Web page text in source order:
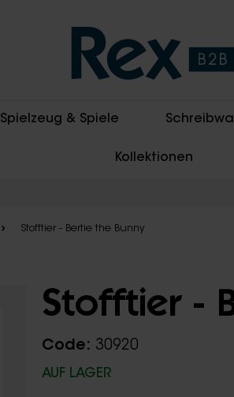
Spielzeug & Spiele
Kollektionen
Stofftier - Bertie the Bunny
Stofftier -
Code: 30920
AUF LAGER